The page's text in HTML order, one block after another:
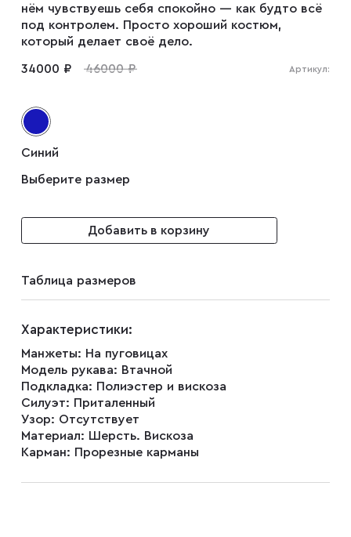
Куртки
Рубашки
Брюки
Парки
Пуховики
Пиджаки
Джемперы
Водолазки
нём чувствуешь себя спокойно — как будто всё
под контролем. Просто хороший костюм,
который делает своё дело.
34000 ₽ 46000 ₽ Артикул:
Синий
Выберите размер
Добавить в корзину
Таблица размеров
Характеристики:
Манжеты: На пуговицах
Модель рукава: Втачной
Подкладка: Полиэстер и вискоза
Силуэт: Приталенный
Узор: Отсутствует
Материал: Шерсть. Вискоза
Карман: Прорезные карманы